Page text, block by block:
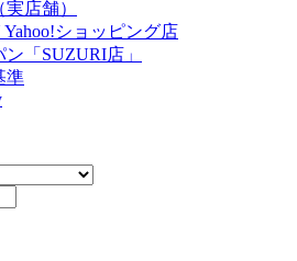
店舗）
Yahoo!ショッピング店
「SUZURI店」
準